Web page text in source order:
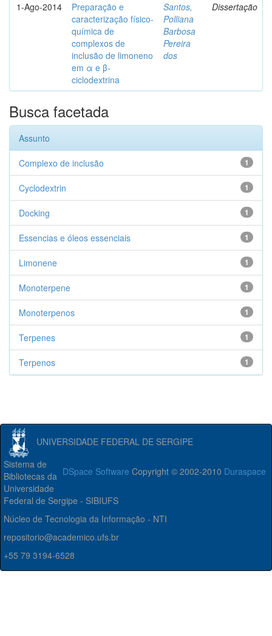
1-Ago-2014
Preparação e
caracterização físico-
química de
complexos de
inclusão de limoneno
em α e β-
ciclodextrina
Santos,
Polliana
Barbosa
Pereira
dos
Dissertação
Busca facetada
Assunto
1
Complexo de inclusão
1
Cyclodextrin
1
Docking
1
Essencias e óleos essenciais
1
Limonene
1
Monoterpene
1
Monoterpenos
1
Terpenes
1
Terpenos
UNIVERSIDADE FEDERAL DE SERGIPE
DSpace Software Copyright © 2002-2010 Duraspace
Sistema de
Bibliotecas da
Universidade
Federal de Sergipe - SIBIUFS
Núcleo de Tecnologia da Informação - NTI
repositorio@academico.ufs.br
+55 79 3194-6528